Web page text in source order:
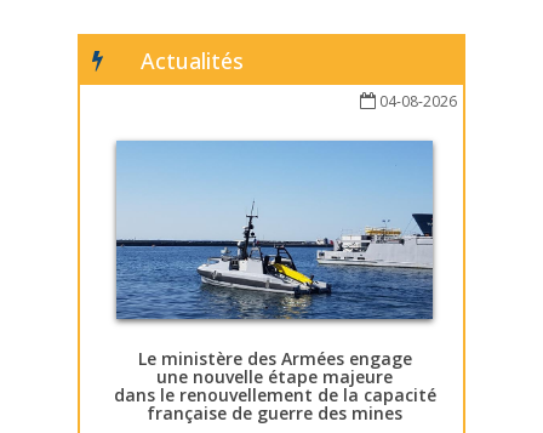
Actualités
04-08-2026
Le ministère des Armées engage
une nouvelle étape majeure
dans le renouvellement de la capacité
française de guerre des mines